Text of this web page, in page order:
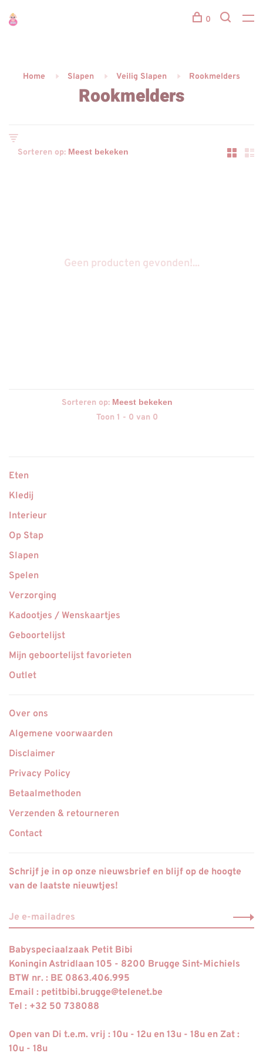
0
Home Slapen Veilig Slapen Rookmelders
Rookmelders
Sorteren op:
Geen producten gevonden!...
Sorteren op:
Toon 1 - 0 van 0
Eten
Kledij
Interieur
Op Stap
Slapen
Spelen
Verzorging
Kadootjes / Wenskaartjes
Geboortelijst
Mijn geboortelijst favorieten
Outlet
Over ons
Algemene voorwaarden
Disclaimer
Privacy Policy
Betaalmethoden
Verzenden & retourneren
Contact
Schrijf je in op onze nieuwsbrief en blijf op de hoogte
van de laatste nieuwtjes!
Babyspeciaalzaak Petit Bibi
Koningin Astridlaan 105 - 8200 Brugge Sint-Michiels
BTW nr. : BE 0863.406.995
Email : petitbibi.brugge@telenet.be
Tel : +32 50 738088
Open van Di t.e.m. vrij : 10u - 12u en 13u - 18u en Zat :
10u - 18u